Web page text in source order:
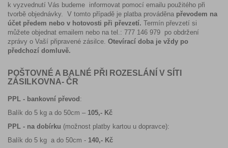
k vyzvednutí Vás budeme informovat pomocí emailu použitého při
tvorbě objednávky. V tomto případě je platba prováděna převodem na
účet předem nebo v hotovosti při převzetí. Termín převzetí si
můžete objednat emailem nebo na tel.: 777 146 979 po obdržení
zprávy o Vaší připravené zásilce. Otevírací doba je vždy po
předchozí domluvě.
POŠTOVNÉ A BALNÉ PŘI ROZESLÁNÍ V SÍTI
ZÁSILKOVNA- ČR
PPL - bankovní převod:
Balík do 5 kg a do 50cm – 105,- Kč
PPL - na dobírku (možnost platby kartou u dopravce):
Balík do 5 kg a do 50cm - 140,- Kč